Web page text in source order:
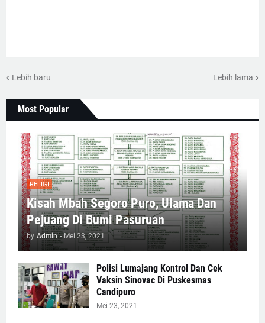
Lebih baru Lebih lama
Most Popular
RELIGI
Kisah Mbah Segoro Puro, Ulama Dan
Pejuang Di Bumi Pasuruan
by Admin - Mei 23, 2021
Polisi Lumajang Kontrol Dan Cek
Vaksin Sinovac Di Puskesmas
Candipuro
Mei 23, 2021